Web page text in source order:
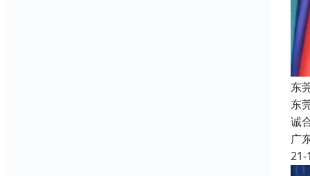
东
东
诚
广
21-